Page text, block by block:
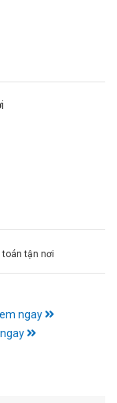
toán tận nơi
ngay